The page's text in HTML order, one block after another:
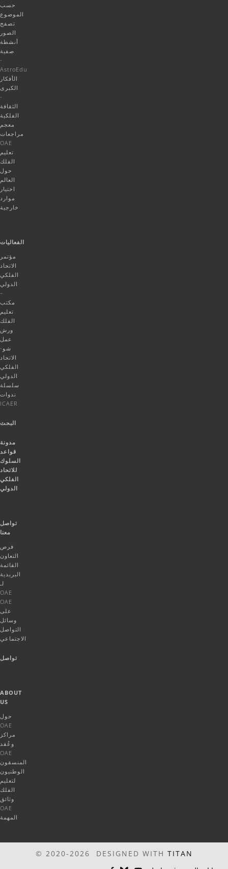
حسب
الموضوع
تصفح
الصور
أنشطة
صفية
-
AstroEdu
الأفكار
الكبرى
-
الثقافة
الفلكية
معجم
مراجعات
OAE
تعليم
الفلك
حول
العالم
اختيار
موارد
خارجية
الفعاليات
مؤتمر
الاتحاد
الفلكي
الدولي
–
مكتب
تعليم
الفلك
ورش
عمل
شو-
الاتحاد
الفلكي
الدولي
سلسلة
ندوات
ICAER
البحث
مدونة
قواعد
السلوك
للاتحاد
الفلكي
الدولي
تواصل
معنا
فرص
التعاون
القائمة
البريدية
لـ
OAE
OAE
على
وسائل
التواصل
الاجتماعي
تواصل
ABOUT
US
حول
OAE
مراكز
وعُقد
OAE
المنسقون
الوطنيون
لتعليم
الفلك
وثائق
OAE
المهمة
© 2020-2026 DESIGNED WITH TITAN